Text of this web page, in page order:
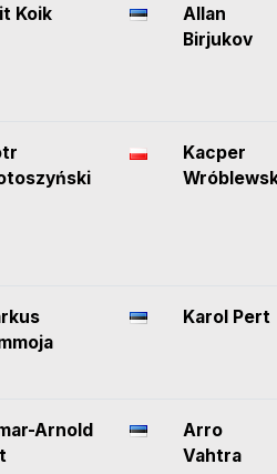
Koik
Allan
Birjukov
Kacper
Karol Pert
Arnold
Arro
Vahtra